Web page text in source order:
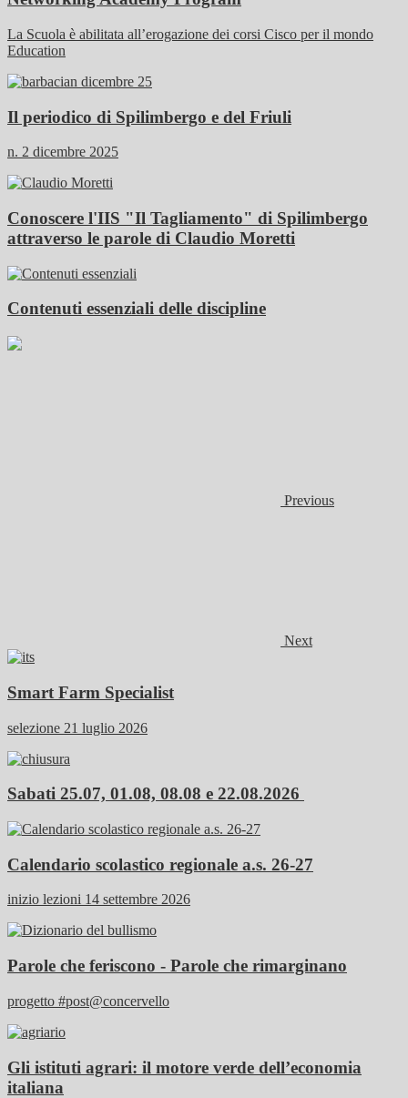
La Scuola è abilitata all’erogazione dei corsi Cisco per il mondo
Education
Il periodico di Spilimbergo e del Friuli
n. 2 dicembre 2025
Conoscere l'IIS "Il Tagliamento" di Spilimbergo
attraverso le parole di Claudio Moretti
Contenuti essenziali delle discipline
Previous
Next
Smart Farm Specialist
selezione 21 luglio 2026
Sabati 25.07, 01.08, 08.08 e 22.08.2026
Calendario scolastico regionale a.s. 26-27
inizio lezioni 14 settembre 2026
Parole che feriscono - Parole che rimarginano
progetto #post@concervello
Gli istituti agrari: il motore verde dell’economia
italiana